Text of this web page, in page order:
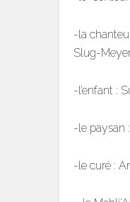
-la
Slug-
-l’enfant :
-le paysan
-le curé :